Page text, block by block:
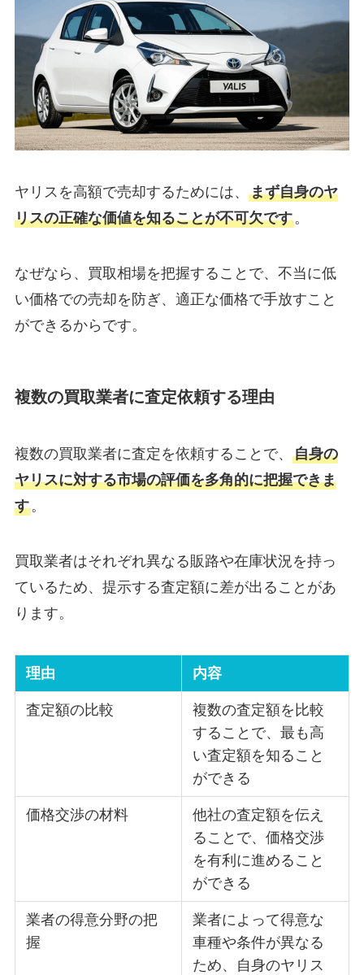
ヤリスを高額で売却するためには、 まず自身のヤ
リスの正確な価値を知ることが不可欠です。
なぜなら、買取相場を把握することで、不当に低
い価格での売却を防ぎ、適正な価格で手放すこと
ができるからです。
複数の買取業者に査定依頼する理由
複数の買取業者に査定を依頼することで、 自身の
ヤリスに対する市場の評価を多角的に把握できま
す。
買取業者はそれぞれ異なる販路や在庫状況を持っ
ているため、提示する査定額に差が出ることがあ
ります。
理由 内容
査定額の比較
複数の査定額を比較
することで、最も高
い査定額を知ること
ができる
価格交渉の材料
他社の査定額を伝え
ることで、価格交渉
を有利に進めること
ができる
業者の得意分野の把
握
業者によって得意な
車種や条件が異なる
ため、自身のヤリス